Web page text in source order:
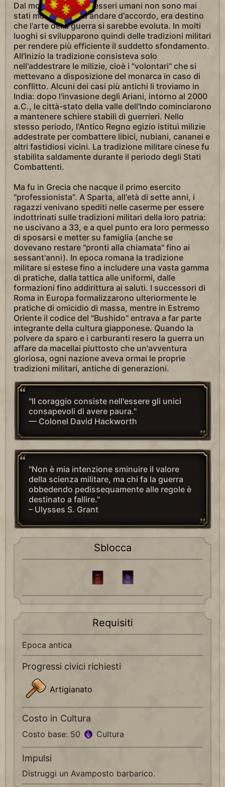
Dal momento che gli esseri umani non sono mai
stati molto bravi ad andare d'accordo, era destino
che l'arte della guerra si sarebbe evoluta. In molti
luoghi si svilupparono quindi delle tradizioni militari
per rendere più efficiente il suddetto sfondamento.
All'inizio la tradizione consisteva solo
nell'addestrare le milizie, cioè i "volontari" che si
mettevano a disposizione del monarca in caso di
conflitto. Alcuni dei casi più antichi li troviamo in
India: dopo l'invasione degli Ariani, intorno al 2000
a.C., le città-stato della valle dell'Indo cominciarono
a mantenere schiere stabili di guerrieri. Nello
stesso periodo, l'Antico Regno egizio istituì milizie
addestrate per combattere libici, nubiani, cananei e
altri fastidiosi vicini. La tradizione militare cinese fu
stabilita saldamente durante il periodo degli Stati
Combattenti.
Ma fu in Grecia che nacque il primo esercito
"professionista". A Sparta, all'età di sette anni, i
ragazzi venivano spediti nelle caserme per essere
indottrinati sulle tradizioni militari della loro patria:
ne uscivano a 33, e a quel punto era loro permesso
di sposarsi e metter su famiglia (anche se
dovevano restare "pronti alla chiamata" fino ai
sessant'anni). In epoca romana la tradizione
militare si estese fino a includere una vasta gamma
di pratiche, dalla tattica alle uniformi, dalle
formazioni fino addirittura ai saluti. I successori di
Roma in Europa formalizzarono ulteriormente le
pratiche di omicidio di massa, mentre in Estremo
Oriente il codice del "Bushido" entrava a far parte
integrante della cultura giapponese. Quando la
polvere da sparo e i carburanti resero la guerra un
affare da macellai piuttosto che un'avventura
gloriosa, ogni nazione aveva ormai le proprie
tradizioni militari, antiche di generazioni.
"Il coraggio consiste nell'essere gli unici
consapevoli di avere paura."
— Colonel David Hackworth
"Non è mia intenzione sminuire il valore
della scienza militare, ma chi fa la guerra
obbedendo pedissequamente alle regole è
destinato a fallire."
– Ulysses S. Grant
Sblocca
Requisiti
Epoca antica
Progressi civici richiesti
Artigianato
Costo in Cultura
Costo base: 50 Cultura
Impulsi
Distruggi un Avamposto barbarico.